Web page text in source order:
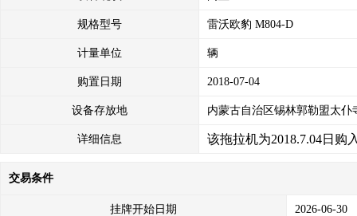
规格型号 雷沃欧豹 M804-D
计量单位 辆
购置日期 2018-07-04
设备存放地 内蒙古自治区锡林郭勒盟太仆
详细信息 该拖拉机为2018.7.04日购
交易条件
挂牌开始日期 2026-06-30